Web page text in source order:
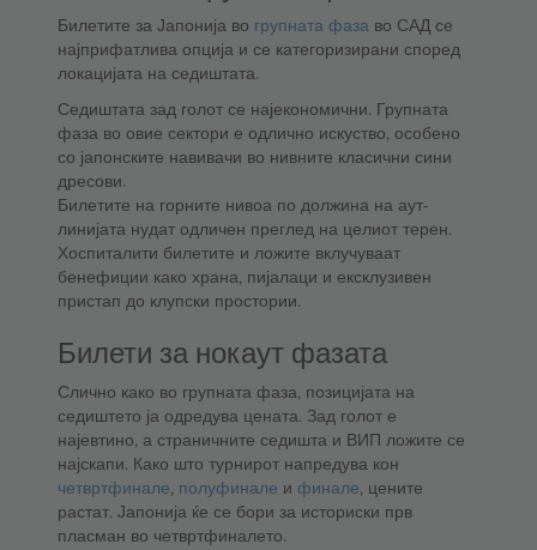
Билетите за Јапонија во групната фаза во САД се
најприфатлива опција и се категоризирани според
локацијата на седиштата.
Седиштата зад голот се најекономични. Групната
фаза во овие сектори е одлично искуство, особено
со јапонските навивачи во нивните класични сини
дресови.
Билетите на горните нивоа по должина на аут-
линијата нудат одличен преглед на целиот терен.
Хоспиталити билетите и ложите вклучуваат
бенефиции како храна, пијалаци и ексклузивен
пристап до клупски простории.
Билети за нокаут фазата
Слично како во групната фаза, позицијата на
седиштето ја одредува цената. Зад голот е
најевтино, а страничните седишта и ВИП ложите се
најскапи. Како што турнирот напредува кон
четвртфинале, полуфинале и финале, цените
растат. Јапонија ќе се бори за историски прв
пласман во четвртфиналето.